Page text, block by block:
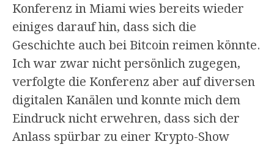
Konferenz in Miami wies bereits wieder
einiges darauf hin, dass sich die
Geschichte auch bei Bitcoin reimen könnte.
Ich war zwar nicht persönlich zugegen,
verfolgte die Konferenz aber auf diversen
digitalen Kanälen und konnte mich dem
Eindruck nicht erwehren, dass sich der
Anlass spürbar zu einer Krypto-Show